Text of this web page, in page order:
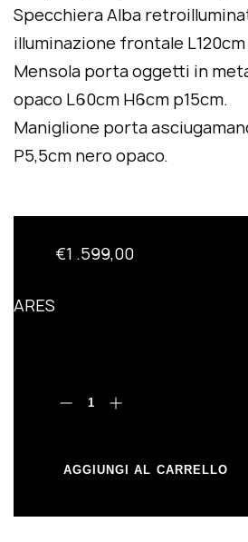
ARREDO
Specchiera Alba
illuminazione frontale L120cm
Mensola porta oggetti in
opaco L60cm H6cm p15cm.
Maniglione porta
P5,5cm nero opaco.
€1 .599,00
ARES
AGGIUNGI AL CARRELLO